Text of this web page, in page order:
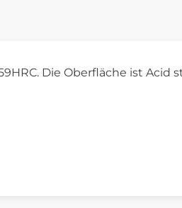
Die Oberfläche ist Acid